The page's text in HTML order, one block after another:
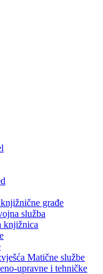
građe
služba
knjižnica
Matične službe
upravne i tehničke